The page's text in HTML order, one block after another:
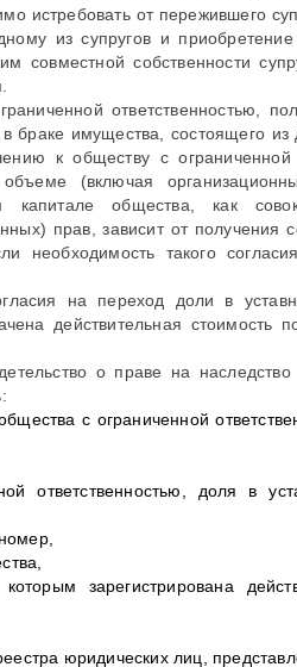
от пережившего
из супругов и
совместной собственности
ответственностью,
браке имущества, состоящего из
к обществу с ограниченной
(включая
общества, как
прав, зависит от получения
необходимость такого
на переход доли в
действительная стоимость
о праве на
с ограниченной
ответственностью, доля в
зарегистрирована
юридических лиц,